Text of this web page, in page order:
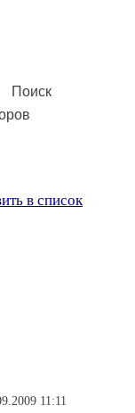
Поиск
в список
11:11